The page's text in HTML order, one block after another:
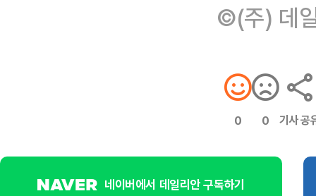
©(주) 데
0 0 기사 공
네이버에서 데일리안 구독하기